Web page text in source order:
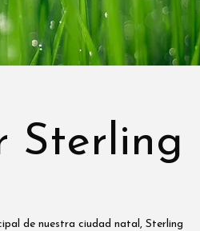
Sterling
de nuestra ciudad natal, Sterling